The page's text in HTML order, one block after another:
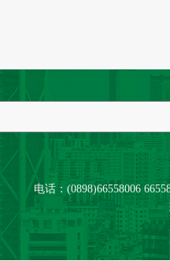
电话：(0898)66558006